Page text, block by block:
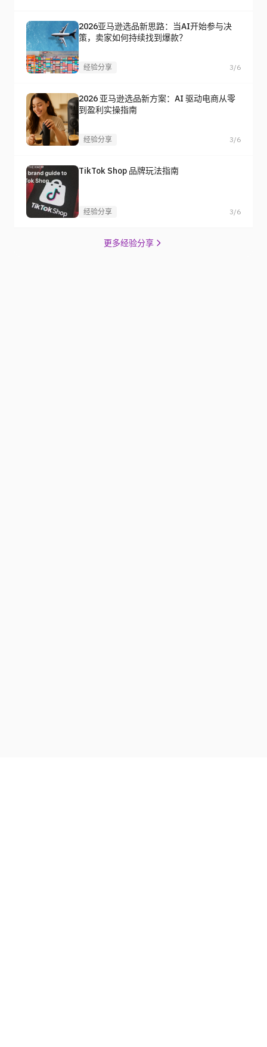
2026亚马逊选品新思路：当AI开始参与决
策，卖家如何持续找到爆款？
经验分享 3/6
2026 亚马逊选品新方案：AI 驱动电商从零
到盈利实操指南
经验分享 3/6
TikTok Shop 品牌玩法指南
经验分享 3/6
更多经验分享